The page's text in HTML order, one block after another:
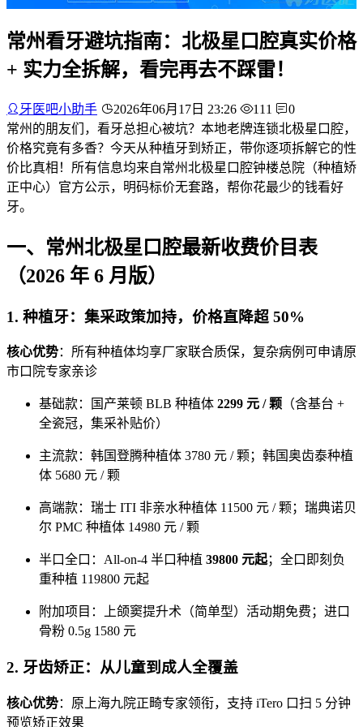
常州看牙避坑指南：北极星口腔真实价格
+ 实力全拆解，看完再去不踩雷！
牙医吧小助手 2026年06月17日 23:26 111
0
常州的朋友们，看牙总担心被坑？本地老牌连锁北极星口腔，
价格究竟有多香？今天从种植牙到矫正，带你逐项拆解它的性
价比真相！所有信息均来自常州北极星口腔钟楼总院（种植矫
正中心）官方公示，明码标价无套路，帮你花最少的钱看好
牙。
一、常州北极星口腔最新收费价目表
（2026 年 6 月版）
1. 种植牙：集采政策加持，价格直降超 50%
核心优势：所有种植体均享厂家联合质保，复杂病例可申请原
市口院专家亲诊
基础款：国产莱顿 BLB 种植体 2299 元 / 颗 （含基台 +
全瓷冠，集采补贴价）
主流款：韩国登腾种植体 3780 元 / 颗；韩国奥齿泰种植
体 5680 元 / 颗
高端款：瑞士 ITI 非亲水种植体 11500 元 / 颗；瑞典诺贝
尔 PMC 种植体 14980 元 / 颗
半口全口：All-on-4 半口种植 39800 元起；全口即刻负
重种植 119800 元起
附加项目：上颌窦提升术（简单型）活动期免费；进口
骨粉 0.5g 1580 元
2. 牙齿矫正：从儿童到成人全覆盖
核心优势：原上海九院正畸专家领衔，支持 iTero 口扫 5 分钟
预览矫正效果